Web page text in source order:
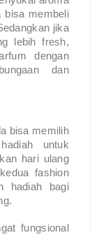
bisa membeli
jika
lebih fresh,
dengan
dan
bisa memilih
untuk
hari ulang
fashion
hadiah bagi
fungsional